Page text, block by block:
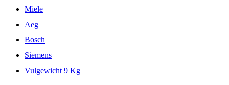
Miele
Aeg
Bosch
Siemens
Vulgewicht 9 Kg